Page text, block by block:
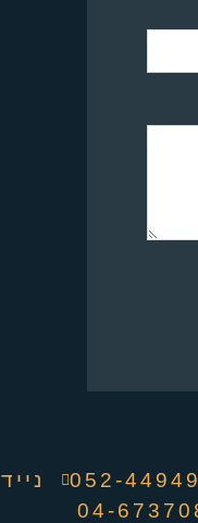
נייד 2: 052-6601441